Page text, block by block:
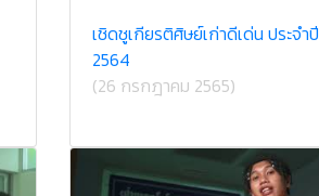
เชิดชูเกียรติศิษย์เก่าดีเด่น ประจำปี
2564
(26 กรกฎาคม 2565)